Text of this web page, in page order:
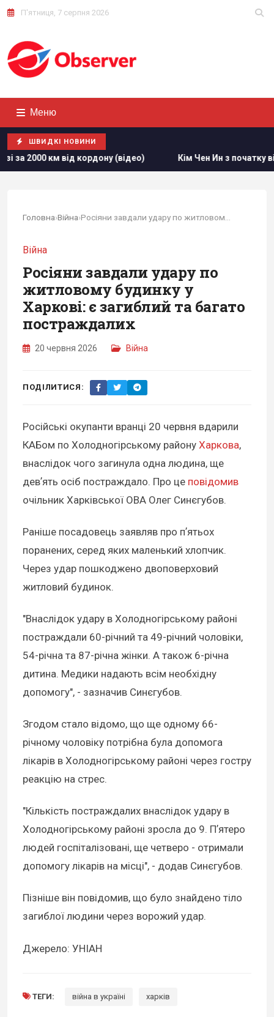
П'ятниця, 7 серпня 2026
Меню
ШВИДКІ НОВИНИ
від кордону (відео) Кім Чен Ин з початку війни в
Головна›Війна›
Війна
Росіяни завдали удару по
житловому будинку у
Харкові: є загиблий та багато
постраждалих
20 червня 2026 Війна
ПОДІЛИТИСЯ:
Російські окупанти вранці 20 червня вдарили
КАБом по Холодногірському району Харкова,
внаслідок чого загинула одна людина, ще
девʼять осіб постраждало. Про це повідомив
очільник Харківської ОВА Олег Синєгубов.
Раніше посадовець заявляв про пʼятьох
поранених, серед яких маленький хлопчик.
Через удар пошкоджено двоповерховий
житловий будинок.
"Внаслідок удару в Холодногірському районі
постраждали 60-річний та 49-річний чоловіки,
54-річна та 87-річна жінки. А також 6-річна
дитина. Медики надають всім необхідну
допомогу", - зазначив Синєгубов.
Згодом стало відомо, що ще одному 66-
річному чоловіку потрібна була допомога
лікарів в Холодногірському районі через гостру
реакцію на стрес.
"Кількість постраждалих внаслідок удару в
Холодногірському районі зросла до 9. Пʼятеро
людей госпіталізовані, ще четверо - отримали
допомогу лікарів на місці", - додав Синєгубов.
Пізніше він повідомив, що було знайдено тіло
загиблої людини через ворожий удар.
Джерело: УНІАН
ТЕГИ: війна в україні харків